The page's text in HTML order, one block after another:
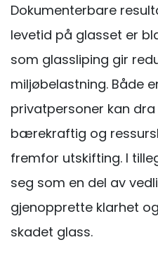
Dokumenterbare
levetid på glasset er
som glassliping gir
miljøbelastning. Både
privatpersoner kan
bærekraftig og
fremfor utskifting. I
seg som en del av
gjenopprette klarhet
skadet glass.